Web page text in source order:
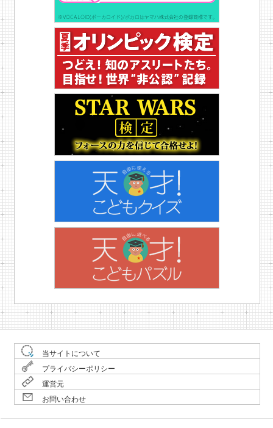
当サイトについて
プライバシーポリシー
運営元
お問い合わせ